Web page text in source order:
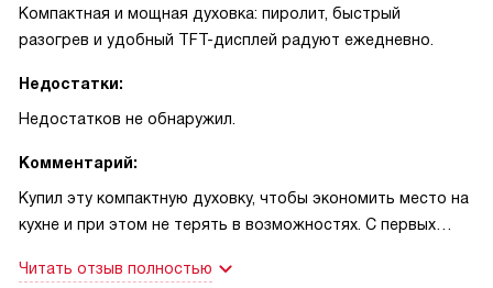
Компактная и мощная духовка: пиролит, быстрый
разогрев и удобный TFT-дисплей радуют ежедневно.
Недостатки:
Недостатков не обнаружил.
Комментарий:
Купил эту компактную духовку, чтобы экономить место на
кухне и при этом не терять в возможностях. С первых
через пару минут можно ставить блюдо. Пиролитическая
Читать отзыв полностью